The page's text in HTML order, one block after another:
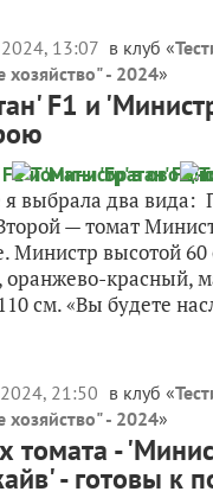
13:07 в клуб «
- 2024»
F1 и
я выбрала два
— томат
Министр высотой 60
красный,
см. «Вы будете
21:50 в клуб «
- 2024»
томата -
- готовы к